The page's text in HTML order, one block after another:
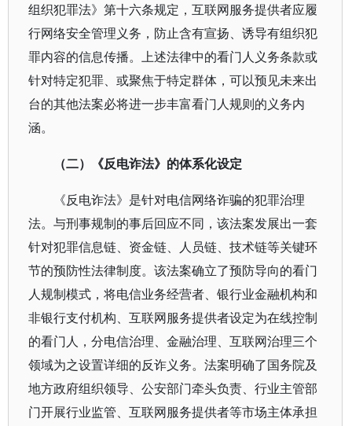
组织犯罪法》第十六条规定，互联网服务提供者应履
行网络安全管理义务，防止含有宣扬、诱导有组织犯
罪内容的信息传播。上述法律中的看门人义务条款或
针对特定犯罪、或聚焦于特定群体，可以预见未来出
台的其他法案必将进一步丰富看门人规则的义务内
涵。
（二）《反电诈法》的体系化设定
《反电诈法》是针对电信网络诈骗的犯罪治理
法。与刑事规制的事后回应不同，该法案发展出一套
针对犯罪信息链、资金链、人员链、技术链等关键环
节的预防性法律制度。该法案确立了预防导向的看门
人规制模式，将电信业务经营者、银行业金融机构和
非银行支付机构、互联网服务提供者设定为在线控制
的看门人，分电信治理、金融治理、互联网治理三个
领域为之设置详细的反诈义务。法案明确了国务院及
地方政府组织领导、公安部门牵头负责、行业主管部
门开展行业监管、互联网服务提供者等市场主体承担